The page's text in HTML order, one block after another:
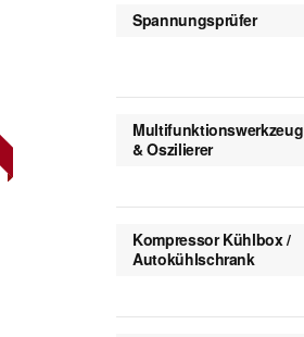
Spannungsprüfer
Multifunktionswerkzeug
& Oszilierer
Kompressor Kühlbox /
Autokühlschrank